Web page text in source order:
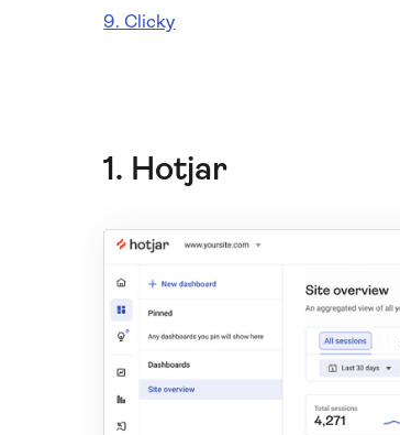
9. Clicky
1. Hotjar